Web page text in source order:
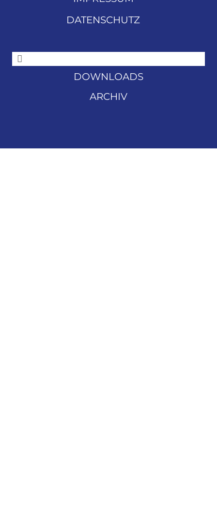
DATENSCHUTZ
DOWNLOADS
ARCHIV